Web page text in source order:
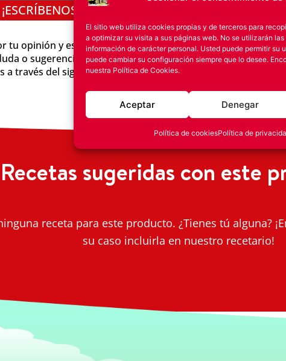
El sitio web utiliza cookies propias y de terceros para
a optimizar su visita a sus páginas web. No se utilizarán
información de carácter personal. Usted puede permitir su
puede cambiar su configuración siempre que lo desee.
nuestra Política de Cookies.
Aceptar Denegar
Política de cookiesPolítica de
¡ESCRÍBENOS!
tu opinión y estamos encantados de que nos
o sugerencia, o tienes receta que quieres
a través del siguiente formulario
Recetas sugeridas con este
receta para este producto. ¿Tienes tú alguna?
su caso incluirla en nuestro recetario!